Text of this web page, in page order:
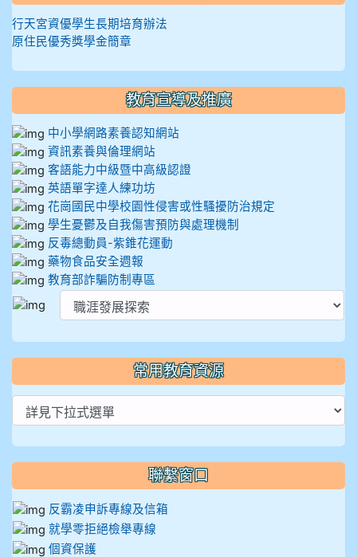
行天宮資優學生長期培育辦法
原住民優秀獎學金簡章
教育宣導及推廣
中小學網路素養認知網站
資訊素養與倫理網站
客語能力中級暨中高級認證
英語單字達人練功坊
花崗國民中學校園性侵害或性騷擾防治規定
學生憂鬱及自我傷害預防與處理機制
反毒總動員-紫錐花運動
藥物食品安全週報
教育部詐騙防制專區
常用教育資源
聯繫窗口
反霸凌申訴專線及信箱
就學零拒絕檢舉專線
個資保護